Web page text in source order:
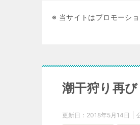
※ 当サイトはプロモーショ
潮干狩り再
更新日： 2018年5月14日